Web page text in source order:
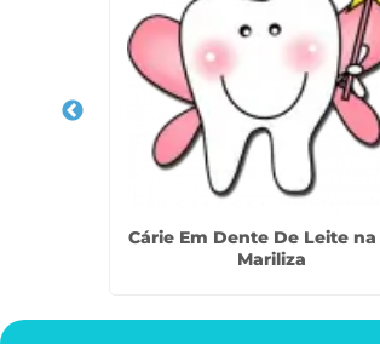
Cárie Em Dente De Leite na
Mariliza